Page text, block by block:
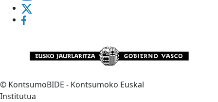
© KontsumoBIDE - Kontsumoko Euskal
Institutua